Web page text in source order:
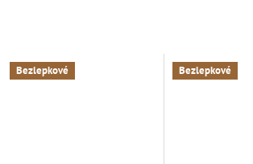
Bezlepkové Bezlepkové